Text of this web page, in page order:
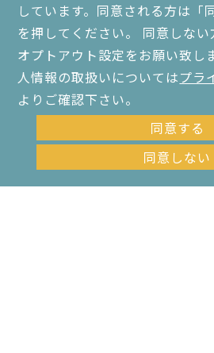
しています。同意される方は「
を押してください。 同意しな
オプトアウト設定をお願い致し
人情報の取扱いについてはプラ
よりご確認下さい。
同意する
同意しない